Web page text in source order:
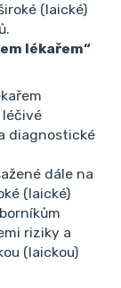
dg
k
CSc.
(laické)
lékařem“
diagnostické
dále na
(laické)
riziky a
(laickou)